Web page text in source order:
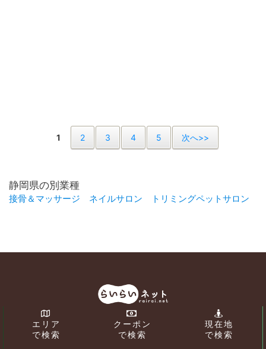
1 2 3 4 5 次へ>>
静岡県の別業種
接骨＆マッサージ ネイルサロン トリミングペットサロン
エリア
で検索
クーポン
で検索
現在地
で検索